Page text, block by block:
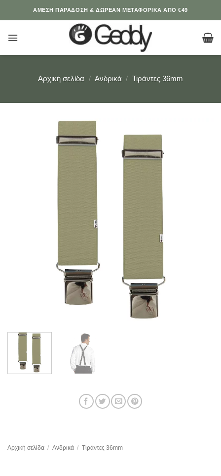
ΆΜΕΣΗ ΠΑΡΑΔΟΣΗ & ΔΩΡΕΑΝ ΜΕΤΑΦΟΡΙΚΑ ΑΠΟ €49
Αρχική σελίδα / Ανδρικά / Τιράντες 36mm
Αρχική σελίδα / Ανδρικά / Τιράντες 36mm